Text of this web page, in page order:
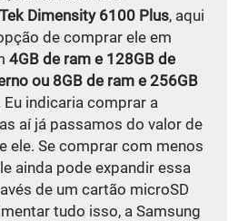
Dimensity 6100 Plus, aqui
de comprar ele em
4GB de ram e 128GB de
ou 8GB de ram e 256GB
Eu indicaria comprar a
aí já passamos do valor de
ele. Se comprar com menos
ainda pode expandir essa
de um cartão microSD
tudo isso, a Samsung